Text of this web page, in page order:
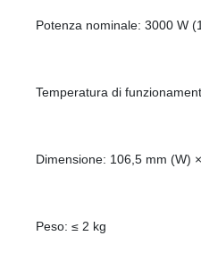
Potenza nominale: 3000 W
Temperatura di
Dimensione: 106,5 mm (W)
Peso: ≤ 2 kg